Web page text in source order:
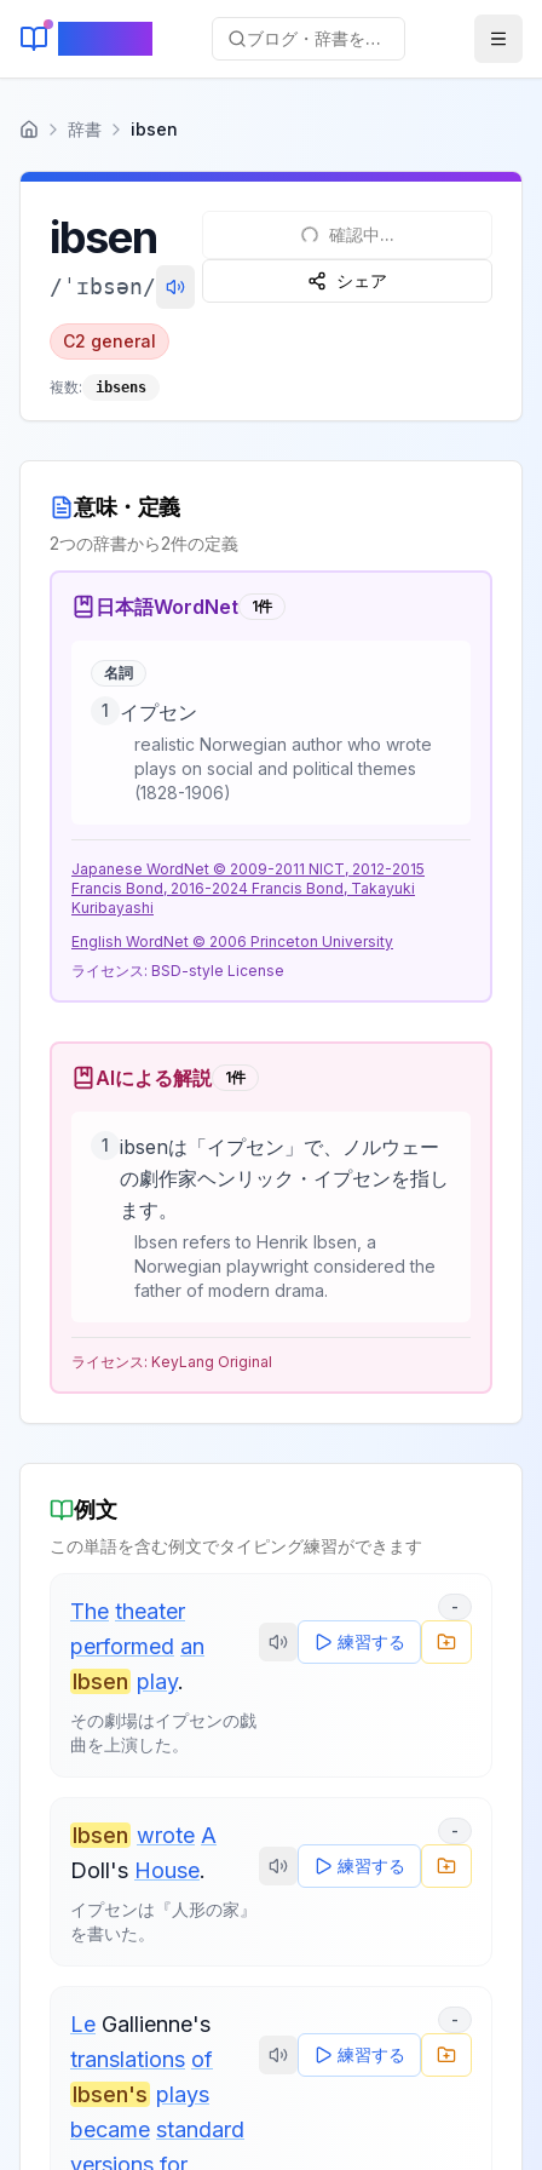
ブログ・辞書を検索...
ホーム 辞書 ibsen
ibsen
/ ˈɪbsən/
C2 general
複数: ibsens
確認中...
シェア
意味・定義
2つの辞書から2件の定義
日本語WordNet 1件
名詞
1 イプセン
realistic Norwegian author who wrote
plays on social and political themes
(1828-1906)
Japanese WordNet © 2009-2011 NICT, 2012-2015
Francis Bond, 2016-2024 Francis Bond, Takayuki
Kuribayashi
English WordNet © 2006 Princeton University
ライセンス: BSD-style License
AIによる解説 1件
1 ibsenは「イプセン」で、ノルウェー
の劇作家ヘンリック・イプセンを指し
ます。
Ibsen refers to Henrik Ibsen, a
Norwegian playwright considered the
father of modern drama.
ライセンス: KeyLang Original
例文
この単語を含む例文でタイピング練習ができます
The theater
performed an
Ibsen play.
その劇場はイプセンの戯
曲を上演した。
-
練習する
Ibsen wrote A
Doll's House.
イプセンは『人形の家』
を書いた。
-
練習する
Le Gallienne's
translations of
Ibsen's plays
became standard
versions for
-
練習する